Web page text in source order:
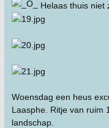
Helaas thuis niet
Woensdag een heus
Laasphe. Ritje van ruim
landschap.